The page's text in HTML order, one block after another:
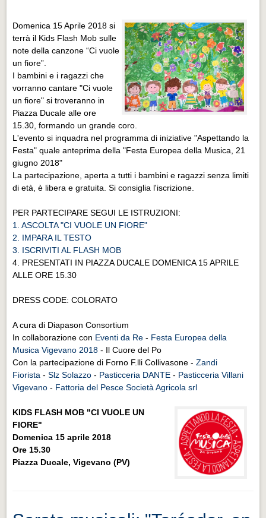
Domenica 15 Aprile 2018 si
terrà il Kids Flash Mob sulle
note della canzone “Ci vuole
un fiore”.
I bambini e i ragazzi che
vorranno cantare "Ci vuole
un fiore" si troveranno in
Piazza Ducale alle ore
15.30, formando un grande coro.
L'evento si inquadra nel programma di iniziative "Aspettando la
Festa" quale anteprima della "Festa Europea della Musica, 21
giugno 2018"
La partecipazione, aperta a tutti i bambini e ragazzi senza limiti
di età, è libera e gratuita. Si consiglia l'iscrizione.
PER PARTECIPARE SEGUI LE ISTRUZIONI:
1. ASCOLTA "CI VUOLE UN FIORE"
2. IMPARA IL TESTO
3. ISCRIVITI AL FLASH MOB
4. PRESENTATI IN PIAZZA DUCALE DOMENICA 15 APRILE
ALLE ORE 15.30
DRESS CODE: COLORATO
A cura di Diapason Consortium
In collaborazione con Eventi da Re - Festa Europea della
Musica Vigevano 2018 - Il Cuore del Po
Con la partecipazione di Forno F.lli Collivasone -Zandi
Fiorista -Slz Solazzo - Pasticceria DANTE - Pasticceria Villani
Vigevano - Fattoria del Pesce Società Agricola srl
KIDS FLASH MOB "CI VUOLE UN
FIORE"
Domenica 15 aprile 2018
Ore 15.30
Piazza Ducale, Vigevano (PV)